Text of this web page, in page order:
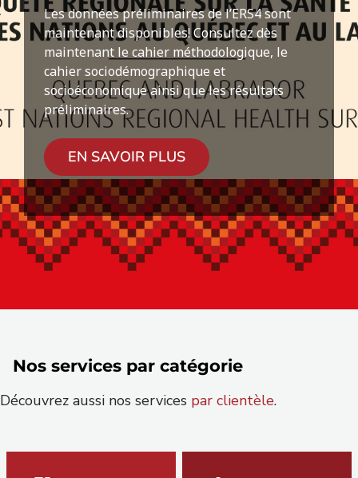
Les données préliminaires de l’ERS4 sont
maintenant disponibles! Consultez dès
maintenant le cahier méthodologique, le
cahier sociodémographique et
socioéconomique ainsi que les résultats
préliminaires.
EN SAVOIR PLUS
Nos services par catégorie
Découvrez aussi nos services par clientèle.